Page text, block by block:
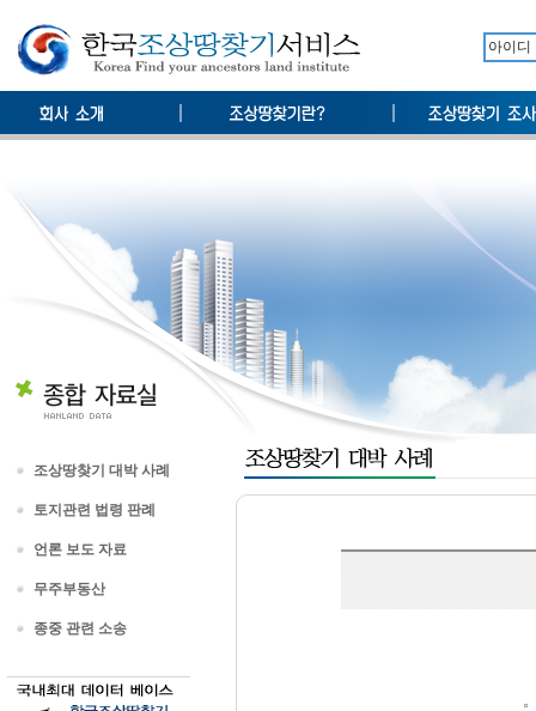
조상땅찾기 대박 사례
토지관련 법령 판례
언론 보도 자료
무주부동산
종중 관련 소송